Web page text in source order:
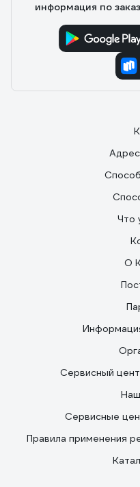
информация по
Что
О
Сервисный
Сервисные
Правила применения